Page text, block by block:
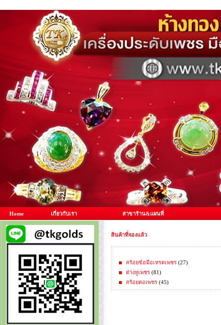
Home เกี่ยวกับเรา สาขาร้าน&แผนที่
สินค้าที่จองแล้ว
สร้อยข้อมือเหรดเพชร (27)
ต่างหูเพชร (81)
สร้อยคอเพชร (45)